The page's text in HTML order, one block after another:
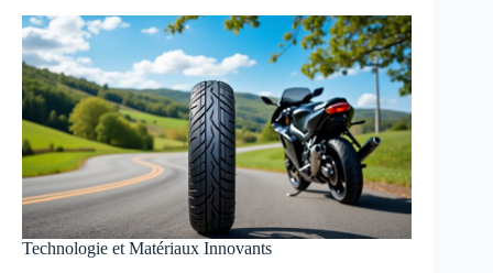
Technologie et Matériaux Innovants